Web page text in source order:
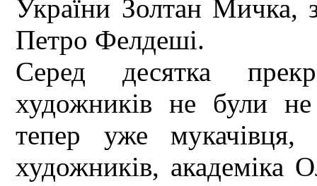
України Золтан Мичка,
Петро Фелдеші.
Серед десятка
художників не були
тепер уже мукачівця,
художників, академіка